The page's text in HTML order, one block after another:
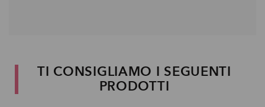
TI CONSIGLIAMO I SEGUENTI
PRODOTTI